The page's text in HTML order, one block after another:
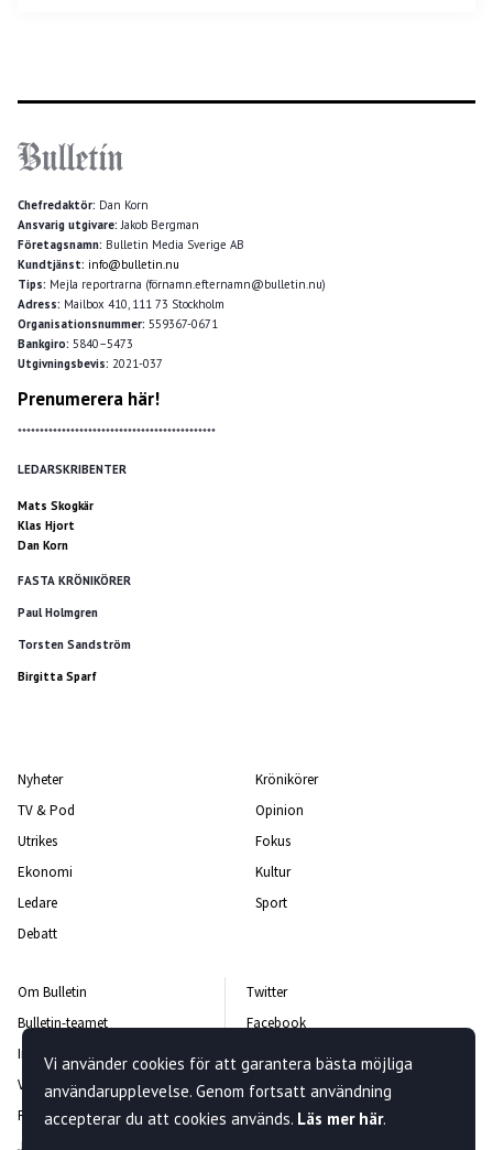
Chefredaktör: Dan Korn
Ansvarig utgivare:Jakob Bergman
Företagsnamn: Bulletin Media Sverige AB
Kundtjänst: info@bulletin.nu
Tips: Mejla reportrarna (förnamn.efternamn@bulletin.nu)
Adress: Mailbox 410, 111 73 Stockholm
Organisationsnummer: 559367-0671
Bankgiro: 5840–5473
Utgivningsbevis: 2021-037
Prenumerera här!
*********************************************
LEDARSKRIBENTER
Mats Skogkär
Klas Hjort
Dan Korn
FASTA KRÖNIKÖRER
Paul Holmgren
Torsten Sandström
Birgitta Sparf
Nyheter
TV & Pod
Utrikes
Ekonomi
Ledare
Debatt
Krönikörer
Opinion
Fokus
Kultur
Sport
Om Bulletin
Bulletin-teamet
Integritetspolicy
Vanliga frågor och svar
Rättelsepolicy
Twitter
Facebook
Kontakta oss
Nyhetsbrev
Vi använder cookies för att garantera bästa möjliga
användarupplevelse. Genom fortsatt användning
accepterar du att cookies används. Läs mer här.